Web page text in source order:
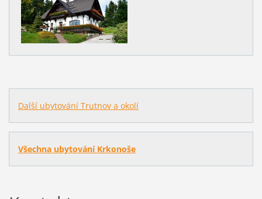
Další ubytování Trutnov a okolí
Všechna ubytování Krkonoše